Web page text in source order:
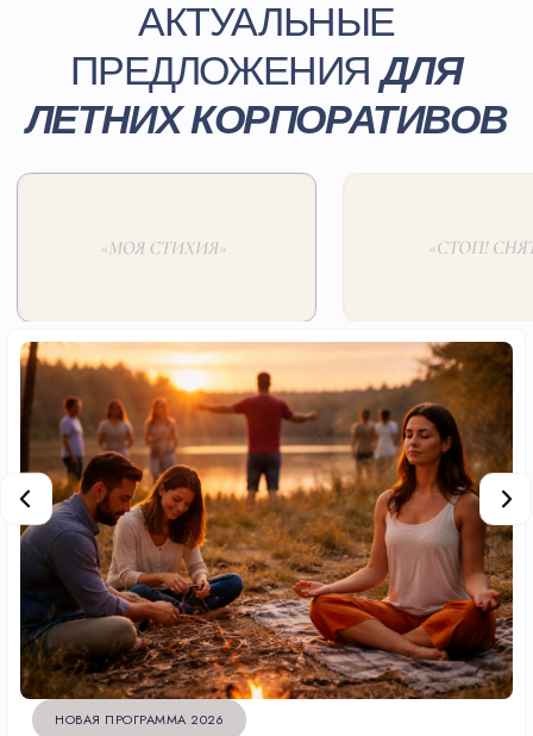
НОВАЯ ПРОГРАММА 2026